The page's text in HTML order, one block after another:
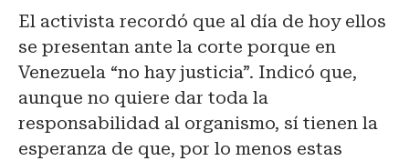
El activista recordó que al día de hoy ellos
se presentan ante la corte porque en
Venezuela “no hay justicia”. Indicó que,
aunque no quiere dar toda la
responsabilidad al organismo, sí tienen la
esperanza de que, por lo menos estas